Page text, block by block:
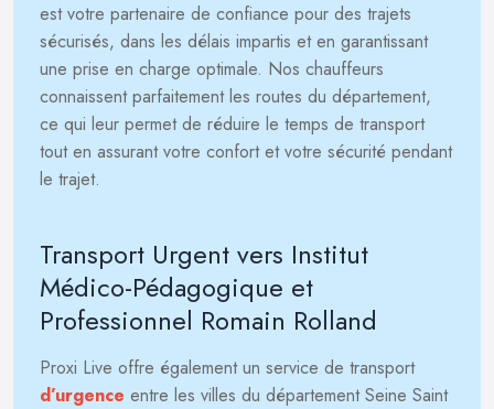
est votre partenaire de confiance pour des trajets
sécurisés, dans les délais impartis et en garantissant
une prise en charge optimale. Nos chauffeurs
connaissent parfaitement les routes du département,
ce qui leur permet de réduire le temps de transport
tout en assurant votre confort et votre sécurité pendant
le trajet.
Transport Urgent vers Institut
Médico-Pédagogique et
Professionnel Romain Rolland
Proxi Live offre également un service de transport
d’urgence entre les villes du département Seine Saint